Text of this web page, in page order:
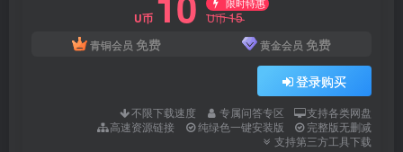
U币
限时特惠
U币15
青铜会员 免费 黄金会员 免费
登录购买
不限下载速度 专属问答专区
支持各类网盘
高速资源链接
纯绿色一键安装版
完整版无删减
支持第三方工具下载